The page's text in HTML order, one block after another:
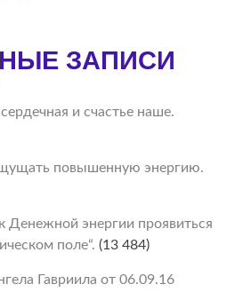
ЗАПИСИ
и счастье наше.
повышенную энергию.
Денежной энергии проявиться
поле“. (13 484)
Гавриила от 06.09.16